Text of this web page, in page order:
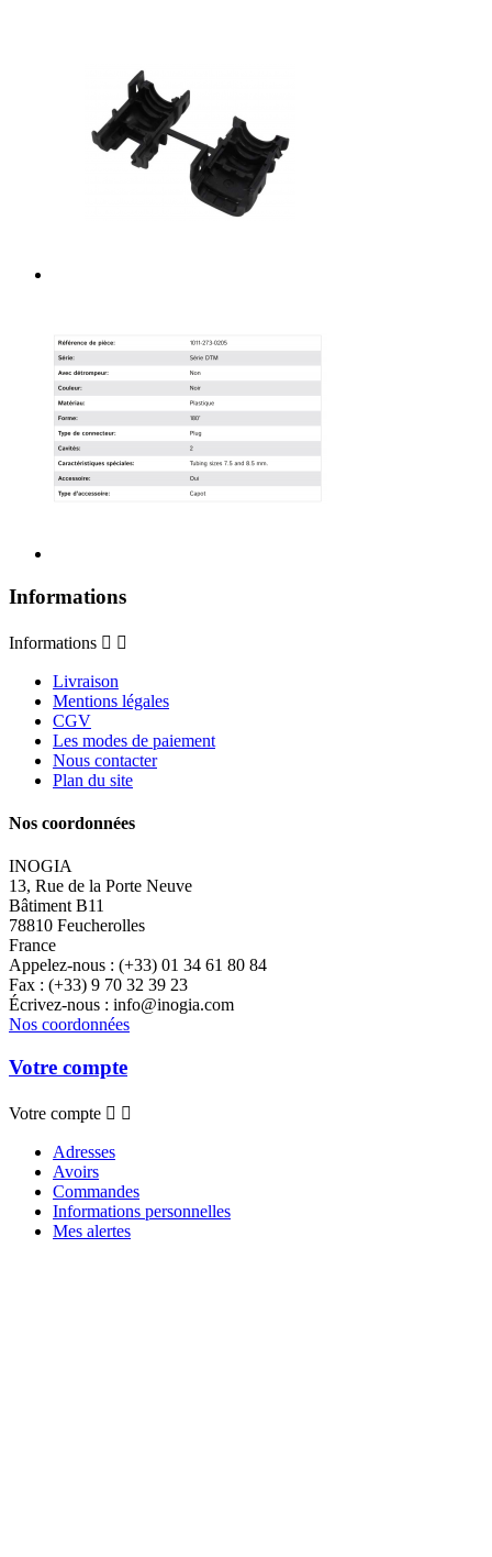
Informations
Informations  
Livraison
Mentions légales
CGV
Les modes de paiement
Nous contacter
Plan du site
Nos coordonnées
INOGIA
13, Rue de la Porte Neuve
Bâtiment B11
78810 Feucherolles
France
Appelez-nous : (+33) 01 34 61 80 84
Fax : (+33) 9 70 32 39 23
Écrivez-nous : info@inogia.com
Nos coordonnées
Votre compte
Votre compte  
Adresses
Avoirs
Commandes
Informations personnelles
Mes alertes